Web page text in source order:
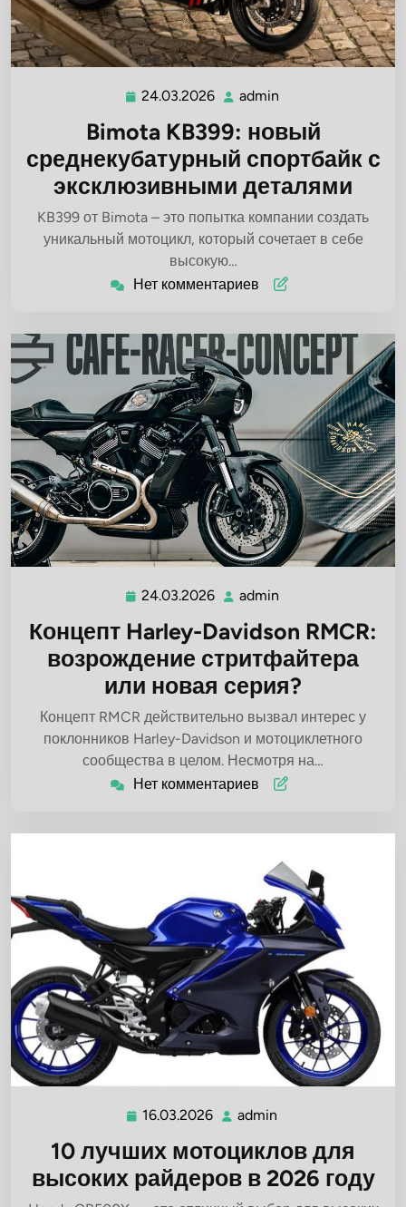
24.03.2026 24.03.2026
admin
Bimota KB399: новый
среднекубатурный спортбайк с
эксклюзивными деталями
KB399 от Bimota – это попытка компании создать
уникальный мотоцикл, который сочетает в себе
высокую…
Нет комментариев
24.03.2026 24.03.2026
admin
Концепт Harley-Davidson RMCR:
возрождение стритфайтера
или новая серия?
Концепт RMCR действительно вызвал интерес у
поклонников Harley-Davidson и мотоциклетного
сообщества в целом. Несмотря на…
Нет комментариев
16.03.2026 16.03.2026
admin
10 лучших мотоциклов для
высоких райдеров в 2026 году